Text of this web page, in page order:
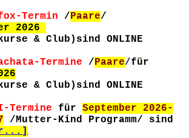
Termin /Paare/
2026
& Club)sind ONLINE
Termine /Paare/für
& Club)sind ONLINE
Termine fürSeptember 2026-
/Mutter-Kind Programm/ sind